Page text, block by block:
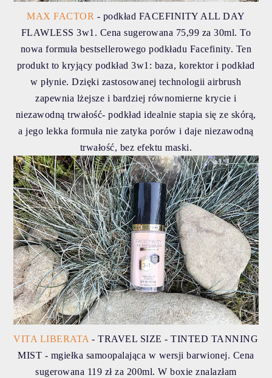
MAX FACTOR - podkład FACEFINITY ALL DAY
FLAWLESS 3w1. Cena sugerowana 75,99 za 30ml. To
nowa formuła bestsellerowego podkładu Facefinity. Ten
produkt to kryjący podkład 3w1: baza, korektor i podkład
w płynie. Dzięki zastosowanej technologii airbrush
zapewnia lżejsze i bardziej równomierne krycie i
niezawodną trwałość- podkład idealnie stapia się ze skórą,
a jego lekka formuła nie zatyka porów i daje niezawodną
trwałość, bez efektu maski.
VITA LIBERATA - TRAVEL SIZE - TINTED TANNING
MIST - mgiełka samoopalająca w wersji barwionej. Cena
sugerowana 119 zł za 200ml. W boxie znalazłam